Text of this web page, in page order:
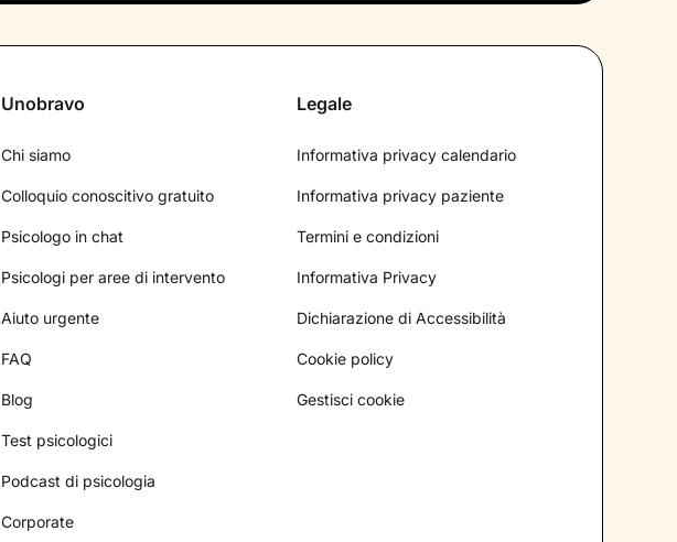
Unobravo
Chi siamo
Colloquio conoscitivo gratuito
Psicologo in chat
Psicologi per aree di intervento
Aiuto urgente
FAQ
Blog
Test psicologici
Podcast di psicologia
Corporate
Legale
Informativa privacy calendario
Informativa privacy paziente
Termini e condizioni
Informativa Privacy
Dichiarazione di Accessibilità
Cookie policy
Gestisci cookie